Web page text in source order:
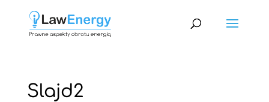
Slajd2